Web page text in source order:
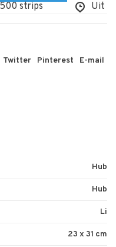
strips Uit
Twitter Pinterest E-mail
Hub
Hub
Li
23 x 31 cm